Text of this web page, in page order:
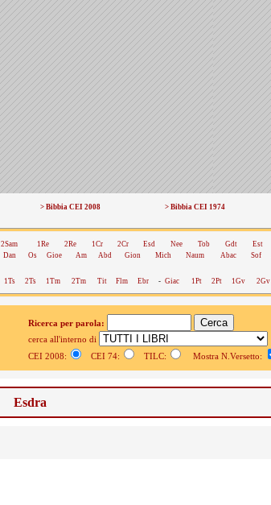
> Bibbia CEI 2008 > Bibbia CEI 1974
2Sam 1Re 2Re 1Cr 2Cr Esd Nee Tob Gdt Est
Dan Os Gioe Am Abd Gion Mich Naum Abac Sof
1Ts 2Ts 1Tm 2Tm Tit Flm Ebr - Giac 1Pt 2Pt 1Gv 2Gv
Ricerca per parola:
cerca all'interno di
CEI 2008:
CEI 74: TILC: Mostra N.Versetto:
Esdra